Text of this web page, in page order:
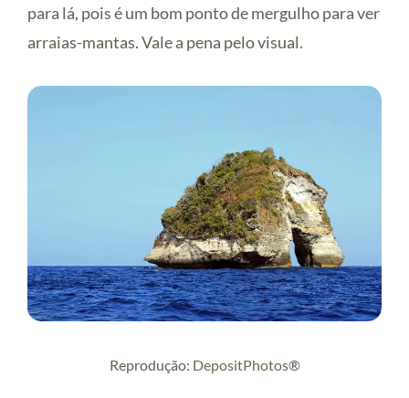
para lá, pois é um bom ponto de mergulho para ver
arraias-mantas. Vale a pena pelo visual.
Reprodução: DepositPhotos®